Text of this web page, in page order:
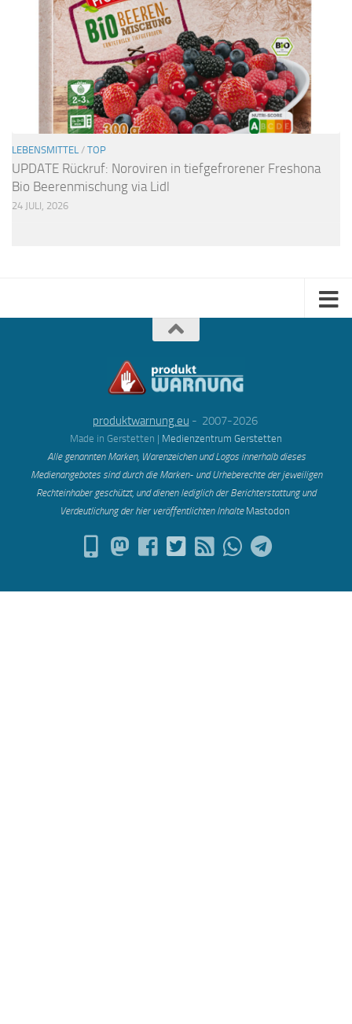
LEBENSMITTEL / TOP
UPDATE Rückruf: Noroviren in tiefgefrorener Freshona
Bio Beerenmischung via Lidl
24 JULI, 2026
produktwarnung.eu - 2007-2026
Made in Gerstetten | Medienzentrum Gerstetten
Alle genannten Marken, Warenzeichen und Logos innerhalb dieses
Medienangebotes sind durch die Marken- und Urheberechte der jeweiligen
Rechteinhaber geschützt, und dienen lediglich der Berichterstattung und
Verdeutlichung der hier veröffentlichten Inhalte Mastodon